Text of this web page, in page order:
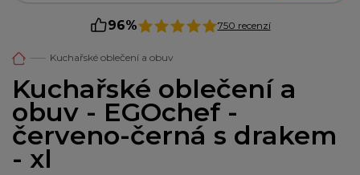
96% 750 recenzí
Kuchařské oblečení a obuv
Kuchařské oblečení a
obuv - EGOchef -
červeno-černá s drakem
- xl